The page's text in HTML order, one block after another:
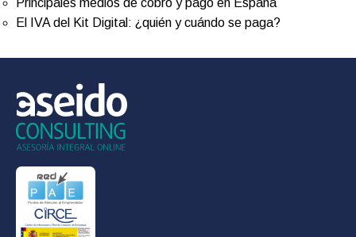
Principales medios de cobro y pago en España
El IVA del Kit Digital: ¿quién y cuándo se paga?